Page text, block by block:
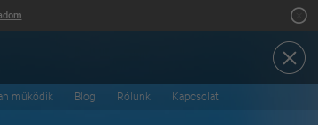
működik Blog Rólunk Kapcsolat